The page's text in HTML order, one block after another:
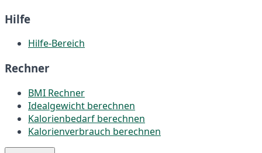
Hilfe
Hilfe-Bereich
Rechner
BMI Rechner
Idealgewicht berechnen
Kalorienbedarf berechnen
Kalorienverbrauch berechnen